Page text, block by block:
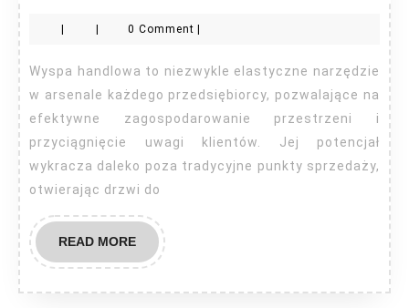
na
wykorzystanie
wyspy
handlowej
0 Comment
Wyspa handlowa to niezwykle elastyczne narzędzie
w arsenale każdego przedsiębiorcy, pozwalające na
efektywne zagospodarowanie przestrzeni i
przyciągnięcie uwagi klientów. Jej potencjał
wykracza daleko poza tradycyjne punkty sprzedaży,
otwierając drzwi do
READ MOREREAD
MORE